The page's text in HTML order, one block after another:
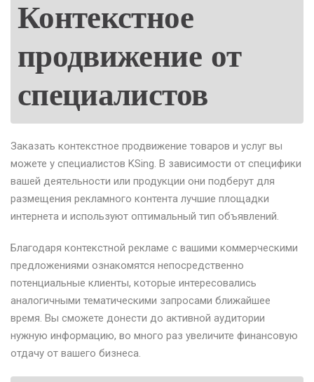
Контекстное
продвижение от
специалистов
Заказать контекстное продвижение товаров и услуг вы
можете у специалистов KSing. В зависимости от специфики
вашей деятельности или продукции они подберут для
размещения рекламного контента лучшие площадки
интернета и используют оптимальный тип объявлений.
Благодаря контекстной рекламе с вашими коммерческими
предложениями ознакомятся непосредственно
потенциальные клиенты, которые интересовались
аналогичными тематическими запросами ближайшее
время. Вы сможете донести до активной аудитории
нужную информацию, во много раз увеличите финансовую
отдачу от вашего бизнеса.